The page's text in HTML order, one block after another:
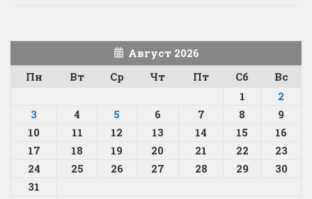
Август 2026
Пн
Вт Ср Чт Пт Сб
Вс
1
2
3
4 5 6 7 8
9
10
11 12 13 14 15
16
17
18 19 20 21 22
23
24
25 26 27 28 29
30
31